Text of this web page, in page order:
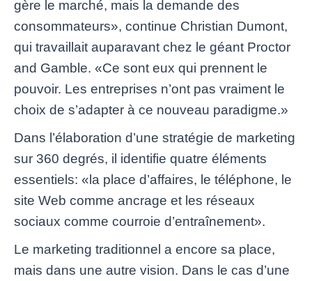
gère le marché, mais la demande des
consommateurs», continue Christian Dumont,
qui travaillait auparavant chez le géant Proctor
and Gamble. «Ce sont eux qui prennent le
pouvoir. Les entreprises n’ont pas vraiment le
choix de s’adapter à ce nouveau paradigme.»
Dans l’élaboration d’une stratégie de marketing
sur 360 degrés, il identifie quatre éléments
essentiels: «la place d’affaires, le téléphone, le
site Web comme ancrage et les réseaux
sociaux comme courroie d’entraînement».
Le marketing traditionnel a encore sa place,
mais dans une autre vision. Dans le cas d’une